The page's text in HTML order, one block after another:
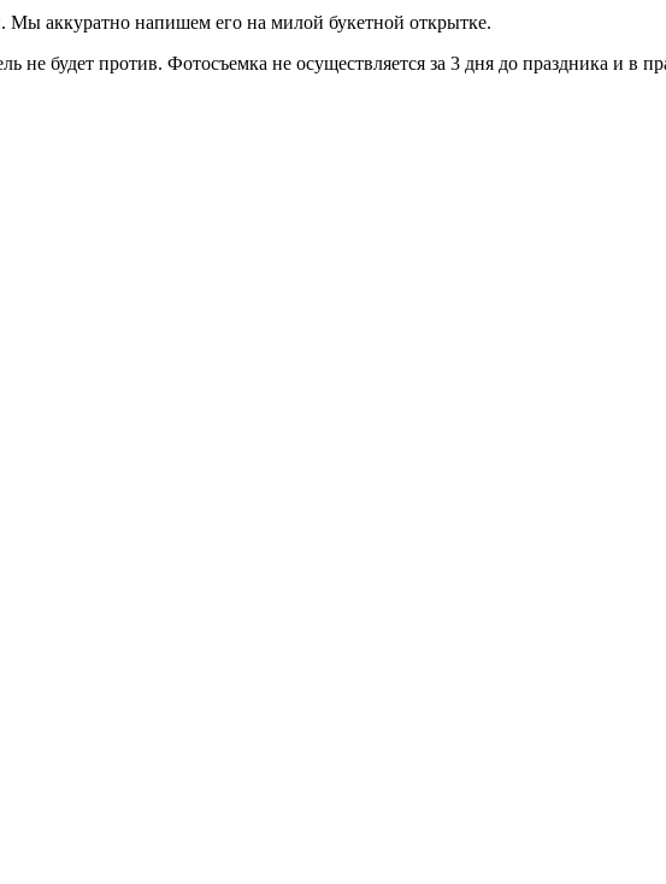
Мы аккуратно напишем его на милой букетной открытке.
не будет против. Фотосъемка не осуществляется за 3 дня до праздника и в